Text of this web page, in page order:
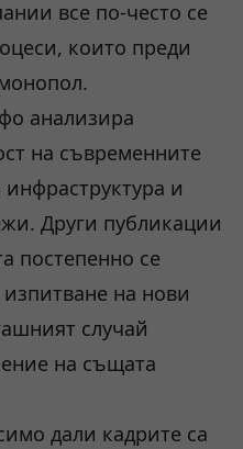
все по-често се
които преди
анализира
на съвременните
и
Други публикации
постепенно се
на нови
случай
на същата
дали кадрите са